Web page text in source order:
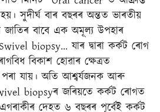
সুদীৰ্ঘ বাৰ বছৰৰ অন্তত ভাৰতীয়
জাতিৰ বাবে এক অমূল্য উপহাৰ
biopsy… যাৰ দ্বাৰা কৰ্কট ৰোগ
বিকাশ হোৱাৰ ক্ষেত্ৰত
পৰা যায়। অতি আশ্বৰ্যজনক আৰু
biopsyৰ জৰিয়তে কৰ্কট ৰোগত
দেহত ৬ বছৰৰ পূৰ্বেই কৰ্কট